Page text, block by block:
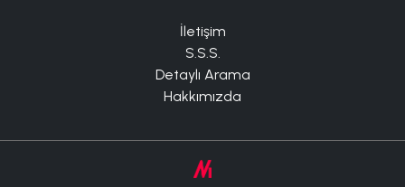
İletişim
S.S.S.
Detaylı Arama
Hakkımızda